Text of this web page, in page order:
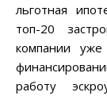
льготная
топ-20
компании
работу